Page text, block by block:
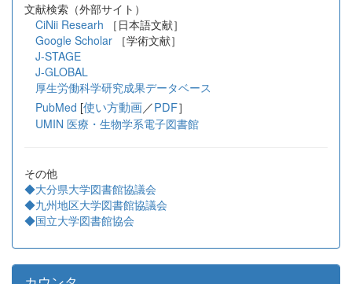
文献検索（外部サイト）
CiNii Researh ［日本語文献］
Google Scholar
［学術文献］
J-STAGE
J-GLOBAL
厚生労働科学研究成果データベース
PubMed [使い方動画／PDF］
UMIN 医療・生物学系電子図書館
その他
◆大分県大学図書館協議会
◆九州地区大学図書館協議会
◆国立大学図書館協会